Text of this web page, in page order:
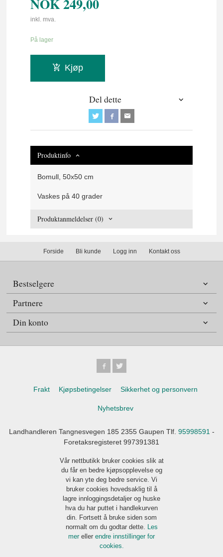
NOK249,00
inkl. mva.
På lager
Kjøp
Del dette
Produktinfo
Bomull, 50x50 cm
Vaskes på 40 grader
Produktanmeldelser (0)
Forside Bli kunde Logg inn Kontakt oss
Bestselgere
Partnere
Din konto
Frakt Kjøpsbetingelser Sikkerhet og personvern
Nyhetsbrev
Landhandleren Tangnesvegen 185 2355 Gaupen Tlf. 95998591 -
Foretaksregisteret 997391381
Vår nettbutikk bruker cookies slik at
du får en bedre kjøpsopplevelse og
vi kan yte deg bedre service. Vi
bruker cookies hovedsaklig til å
lagre innloggingsdetaljer og huske
hva du har puttet i handlekurven
din. Fortsett å bruke siden som
normalt om du godtar dette. Les
mer eller endre innstillinger for
cookies.